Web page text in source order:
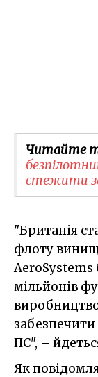
Читайте
стежити
"Британія
флоту
AeroSystems
мільйонів
ПС", –
Як